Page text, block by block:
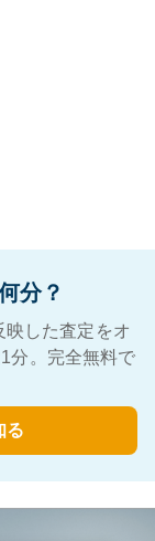
分？
した査定をオ
分。完全無料で
る